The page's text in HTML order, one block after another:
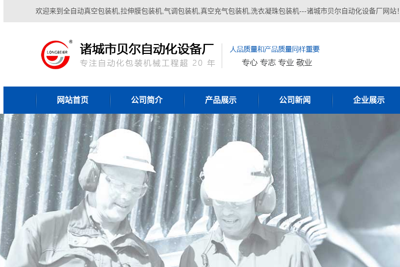
欢迎来到全自动真空包装机,拉伸膜包装机,气调包装机,真空充气包装机,洗衣凝珠包装机---诸城市贝尔自动化设备厂网站！
网站首页 公司简介 产品展示 公司新闻 企业展示